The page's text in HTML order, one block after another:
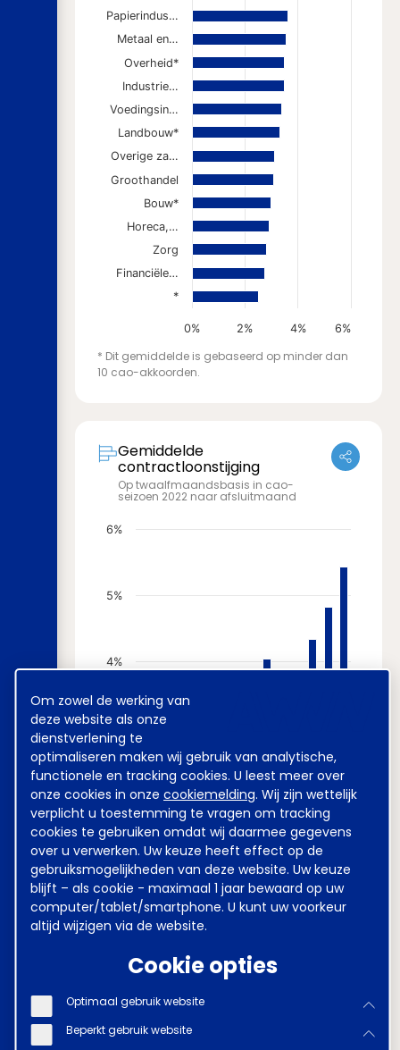
Cookie
melding
Om zowel de werking van
deze website als onze
dienstverlening te
optimaliseren maken wij gebruik van analytische,
functionele en tracking cookies. U leest meer over
onze cookies in onze cookiemelding. Wij zijn wettelijk
verplicht u toestemming te vragen om tracking
cookies te gebruiken omdat wij daarmee gegevens
over u verwerken. Uw keuze heeft effect op de
gebruiksmogelijkheden van deze website. Uw keuze
blijft – als cookie - maximaal 1 jaar bewaard op uw
computer/tablet/smartphone. U kunt uw voorkeur
altijd wijzigen via de website.
Cookie opties
Optimaal gebruik website
Beperkt gebruik website
0% 2% 4% 6%
Papierindus…
Metaal en…
Overheid*
Industrie…
Voedingsin…
Landbouw*
Overige za…
Groothandel
Bouw*
Horeca,…
Zorg
Financiële…
*
* Dit gemiddelde is gebaseerd op minder dan
10 cao-akkoorden.
Gemiddelde
contractloonstijging
Op twaalfmaandsbasis in cao-
seizoen 2022 naar afsluitmaand
0%
2%
3%
4%
5%
6%
* Dit gemiddelde is gebaseerd op minder dan